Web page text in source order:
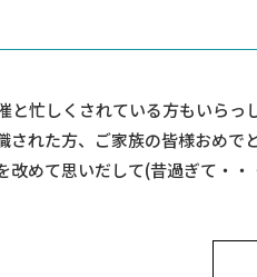
と忙しくされている方もいら
された方、ご家族の皆様おめ
めて思いだして(昔過ぎて・・